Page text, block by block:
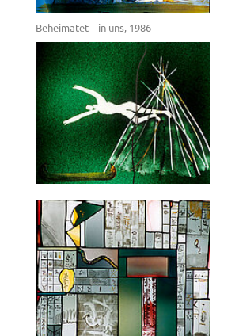
Beheimatet – in uns, 1986